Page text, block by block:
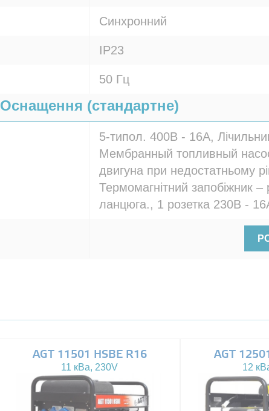
Синхронний
IP23
50 Гц
Оснащення (стандартне)
5-типол. 400В - 16A,
Мембранный топливный
двигуна при недостатньому
Термомагнітний запобіжник –
ланцюга., 1 розетка 230В -
AGT 11501 HSBE R16
11 кВа, 230V
AGT
12